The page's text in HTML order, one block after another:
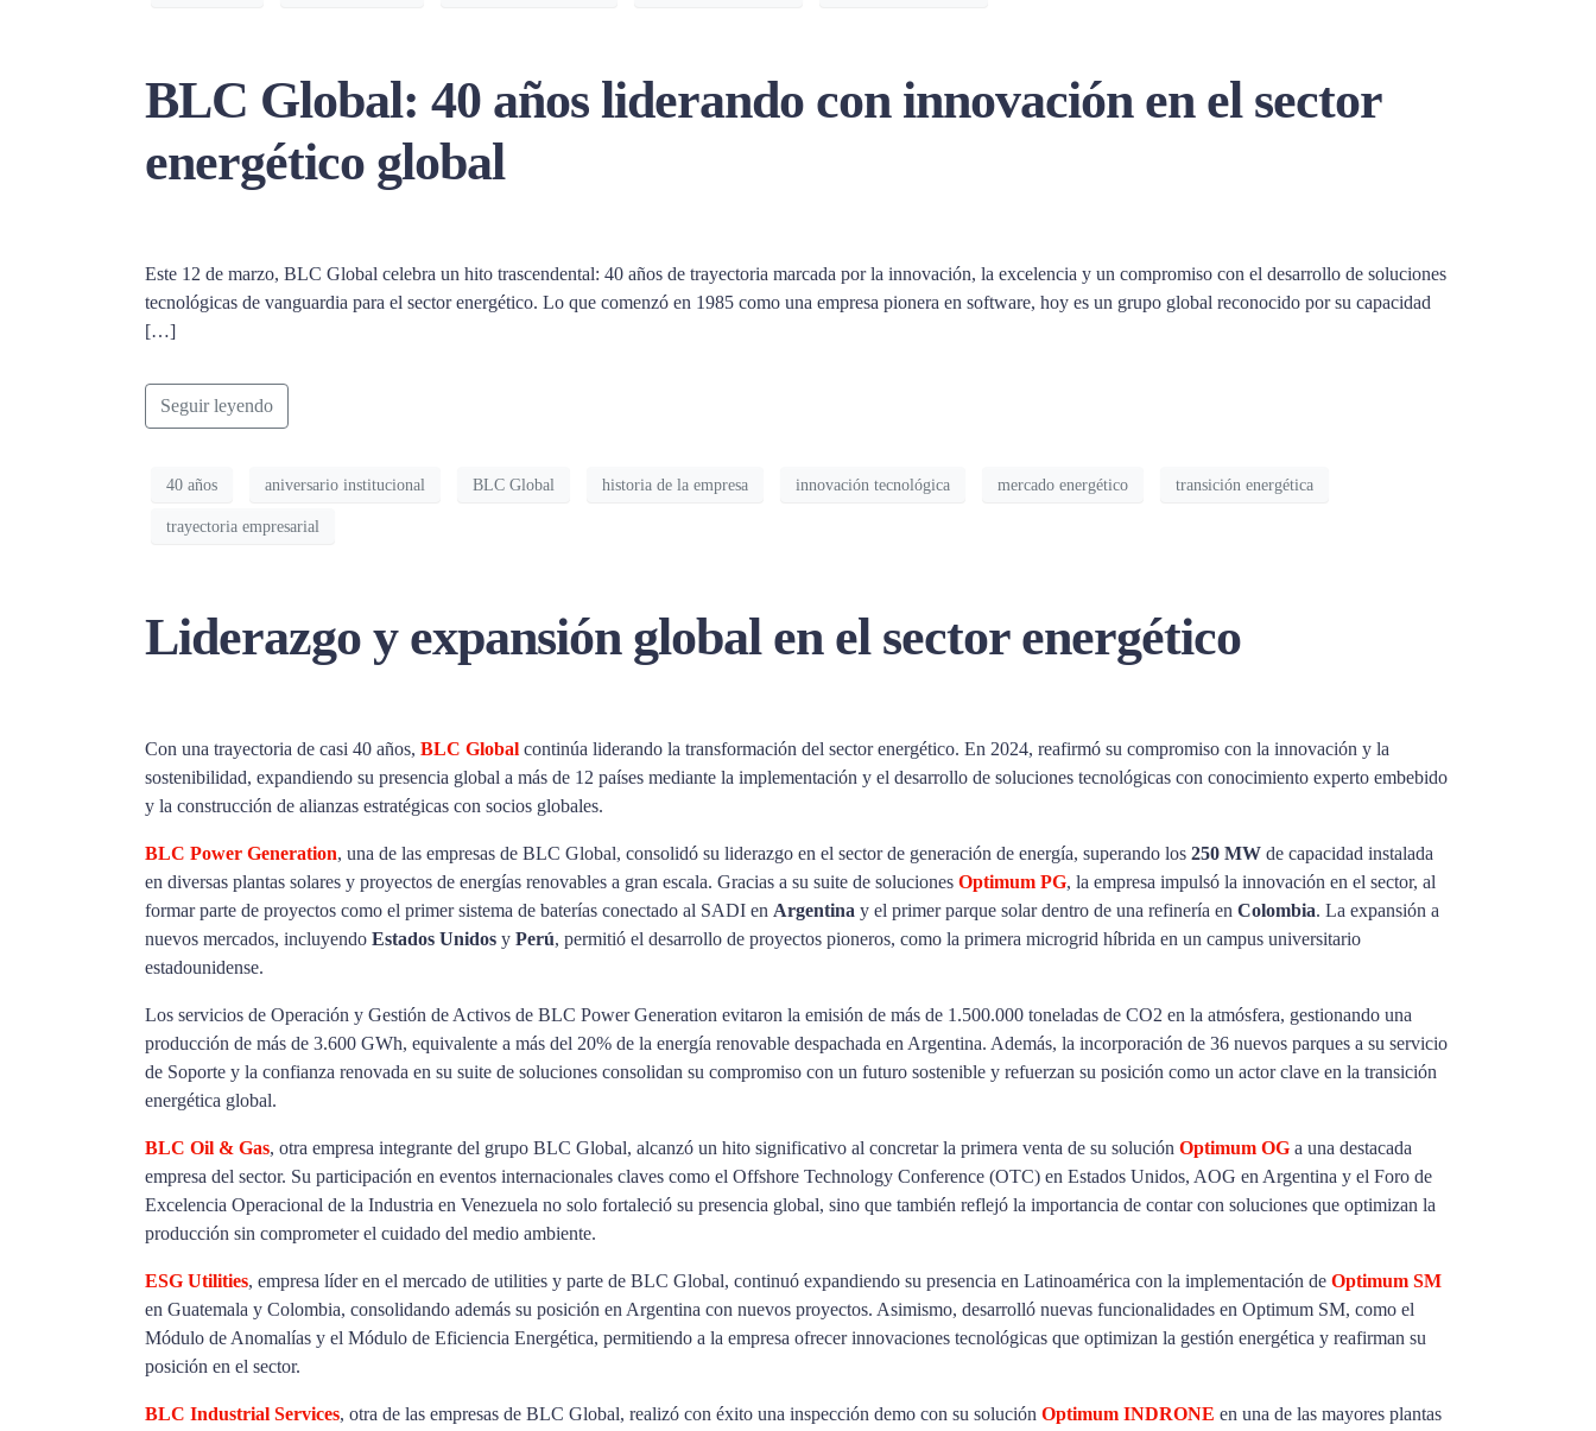
BLC Global: 40 años liderando con innovación en el sector
energético global
Este 12 de marzo, BLC Global celebra un hito trascendental: 40 años de trayectoria marcada por la innovación, la excelencia y un compromiso con el desarrollo de soluciones
tecnológicas de vanguardia para el sector energético. Lo que comenzó en 1985 como una empresa pionera en software, hoy es un grupo global reconocido por su capacidad
[…]
Seguir leyendo
40 años aniversario institucional BLC Global historia de la empresa innovación tecnológica mercado energético transición energética
trayectoria empresarial
Liderazgo y expansión global en el sector energético
Con una trayectoria de casi 40 años, BLC Global continúa liderando la transformación del sector energético. En 2024, reafirmó su compromiso con la innovación y la
sostenibilidad, expandiendo su presencia global a más de 12 países mediante la implementación y el desarrollo de soluciones tecnológicas con conocimiento experto embebido
y la construcción de alianzas estratégicas con socios globales.
BLC Power Generation, una de las empresas de BLC Global, consolidó su liderazgo en el sector de generación de energía, superando los 250 MW de capacidad instalada
en diversas plantas solares y proyectos de energías renovables a gran escala. Gracias a su suite de soluciones Optimum PG, la empresa impulsó la innovación en el sector, al
formar parte de proyectos como el primer sistema de baterías conectado al SADI en Argentina y el primer parque solar dentro de una refinería en Colombia. La expansión a
nuevos mercados, incluyendo Estados Unidos y Perú, permitió el desarrollo de proyectos pioneros, como la primera microgrid híbrida en un campus universitario
estadounidense.
Los servicios de Operación y Gestión de Activos de BLC Power Generation evitaron la emisión de más de 1.500.000 toneladas de CO2 en la atmósfera, gestionando una
producción de más de 3.600 GWh, equivalente a más del 20% de la energía renovable despachada en Argentina. Además, la incorporación de 36 nuevos parques a su servicio
de Soporte y la confianza renovada en su suite de soluciones consolidan su compromiso con un futuro sostenible y refuerzan su posición como un actor clave en la transición
energética global.
BLC Oil & Gas, otra empresa integrante del grupo BLC Global, alcanzó un hito significativo al concretar la primera venta de su solución Optimum OG a una destacada
empresa del sector. Su participación en eventos internacionales claves como el Offshore Technology Conference (OTC) en Estados Unidos, AOG en Argentina y el Foro de
Excelencia Operacional de la Industria en Venezuela no solo fortaleció su presencia global, sino que también reflejó la importancia de contar con soluciones que optimizan la
producción sin comprometer el cuidado del medio ambiente.
ESG Utilities, empresa líder en el mercado de utilities y parte de BLC Global, continuó expandiendo su presencia en Latinoamérica con la implementación de Optimum SM
en Guatemala y Colombia, consolidando además su posición en Argentina con nuevos proyectos. Asimismo, desarrolló nuevas funcionalidades en Optimum SM, como el
Módulo de Anomalías y el Módulo de Eficiencia Energética, permitiendo a la empresa ofrecer innovaciones tecnológicas que optimizan la gestión energética y reafirman su
posición en el sector.
BLC Industrial Services, otra de las empresas de BLC Global, realizó con éxito una inspección demo con su solución Optimum INDRONE en una de las mayores plantas